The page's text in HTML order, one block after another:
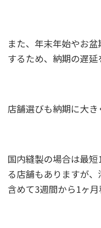
また、年末年始やお
するため、納期の遅延
店舗選びも納期に大き
国内縫製の場合は最
る店舗もありますが
含めて3週間から1ヶ月